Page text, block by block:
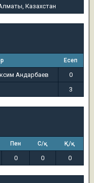
Казахстан
Есеп
Андарбаев
0
3
Пен С/қ Қ/қ
0 0 0